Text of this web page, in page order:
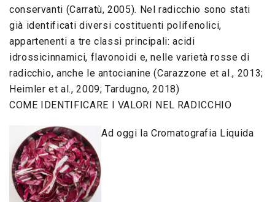
conservanti (Carratù, 2005). Nel radicchio sono stati
già identificati diversi costituenti polifenolici,
appartenenti a tre classi principali: acidi
idrossicinnamici, flavonoidi e, nelle varietà rosse di
radicchio, anche le antocianine (Carazzone et al., 2013;
Heimler et al., 2009; Tardugno, 2018)
COME IDENTIFICARE I VALORI NEL RADICCHIO
Ad oggi la Cromatografia Liquida